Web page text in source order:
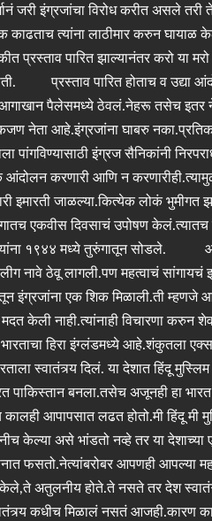
जरी इंग्रजांचा विरोध करीत असले
त्यांना लाठीमार करुन घायाळ
पारित झाल्यानंतर करो या
प्रस्ताव पारित होताच व उद्या
आगाखान पैलेसमध्ये ठेवलं.नेहरू तसेच इतर
नेता आहे.इंग्रजांना घाबरु
इंग्रज सैनिकांनी निरपराध
आंदोलन करणारी आणि न
इमारती जाळल्या.कित्येक लोकं
एकवीस दिवसाचं उपोषण
त्यांना १९४४ मध्ये तुरुंगातून सोडले.
नावे ठेवू लागली.पण महत्वाचं
एक शिक मिळाली.ती म्हणजे
केली नाही.त्यांनाही विचारणा करुन
हिरा इंग्लंडमध्ये आहे.शंकुतला
स्वातंत्र्य दिलं. या देशात हिंदू मुस्लिम
पाकिस्तान बनला.तसेच अजूनही हा
आपापसात लढत होतो.मी हिंदू मी
केल्या असे भांडतो नव्हे तर या
फसतो.नेत्यांबरोबर आपणही आपल्या
केले,ते अतुलनीय होते.ते नसते तर देश
कधीच मिळालं नसतं आजही.कारण